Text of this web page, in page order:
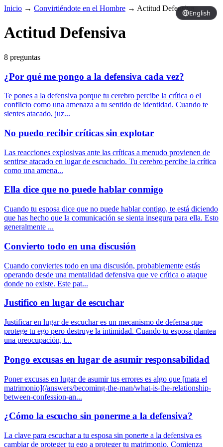
English
Inicio → Convirtiéndote en el Hombre → Actitud Defensiva
Actitud Defensiva
8 preguntas
¿Por qué me pongo a la defensiva cada vez?
Te pones a la defensiva porque tu cerebro percibe la crítica o el
conflicto como una amenaza a tu sentido de identidad. Cuando te
sientes atacado, juz...
No puedo recibir críticas sin explotar
Las reacciones explosivas ante las críticas a menudo provienen de
sentirse atacado en lugar de escuchado. Tu cerebro percibe la crítica
como una amena...
Ella dice que no puede hablar conmigo
Cuando tu esposa dice que no puede hablar contigo, te está diciendo
que has hecho que la comunicación se sienta insegura para ella. Esto
generalmente ...
Convierto todo en una discusión
Cuando conviertes todo en una discusión, probablemente estás
operando desde una mentalidad defensiva que ve crítica o ataque
donde no existe. Este pat...
Justifico en lugar de escuchar
Justificar en lugar de escuchar es un mecanismo de defensa que
protege tu ego pero destruye la intimidad. Cuando tu esposa plantea
una preocupación, t...
Pongo excusas en lugar de asumir responsabilidad
Poner excusas en lugar de asumir tus errores es algo que [mata el
matrimonio](/answers/becoming-the-man/what-is-the-relationship-
between-confession-an...
¿Cómo la escucho sin ponerme a la defensiva?
La clave para escuchar a tu esposa sin ponerte a la defensiva es
cambiar de proteger tu ego a proteger tu matrimonio. Comienza